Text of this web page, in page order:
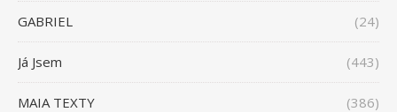
GABRIEL (24)
Já Jsem (443)
MAIA TEXTY (386)